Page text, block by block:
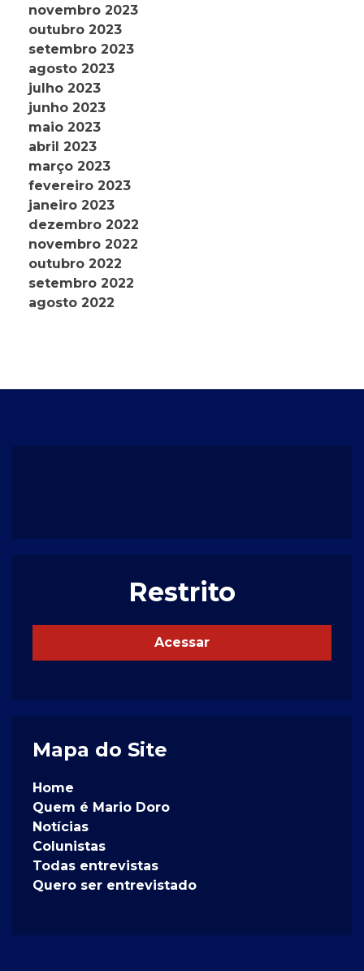
novembro 2023
outubro 2023
setembro 2023
agosto 2023
julho 2023
junho 2023
maio 2023
abril 2023
março 2023
fevereiro 2023
janeiro 2023
dezembro 2022
novembro 2022
outubro 2022
setembro 2022
agosto 2022
Restrito
Acessar
Mapa do Site
Home
Quem é Mario Doro
Notícias
Colunistas
Todas entrevistas
Quero ser entrevistado